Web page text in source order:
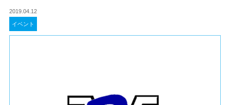
2019.04.12
イベント